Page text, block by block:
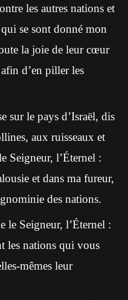
les autres nations et
se sont donné mon
la joie de leur cœur
d’en piller les
sur le pays d’Israël, dis
aux ruisseaux et
Seigneur, l’Éternel :
et dans ma fureur,
des nations.
le Seigneur, l’Éternel :
les nations qui vous
mêmes leur